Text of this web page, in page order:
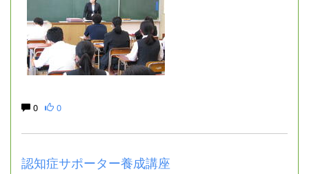
0 0
認知症サポーター養成講座